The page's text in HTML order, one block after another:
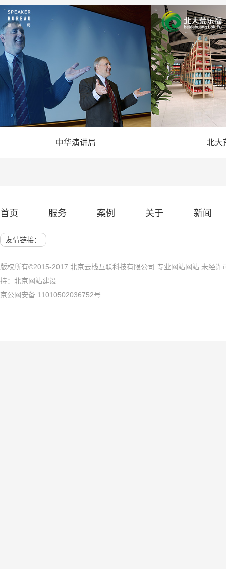
网站建设 展示网站
中华演讲局 北大
首页 服务 案例 关于 新闻
友情链接：
版权所有©2015-2017 北京云栈互联科技有限公司 专业网站网站 未经许
持： 北京网站建设
京公网安备 11010502036752号